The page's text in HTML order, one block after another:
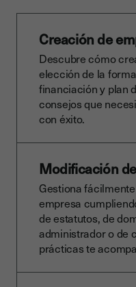
Creación de
Descubre cómo
elección de la
financiación y plan
consejos que
con éxito.
Modificación
Gestiona
empresa
de estatutos, de
administrador o de
prácticas te